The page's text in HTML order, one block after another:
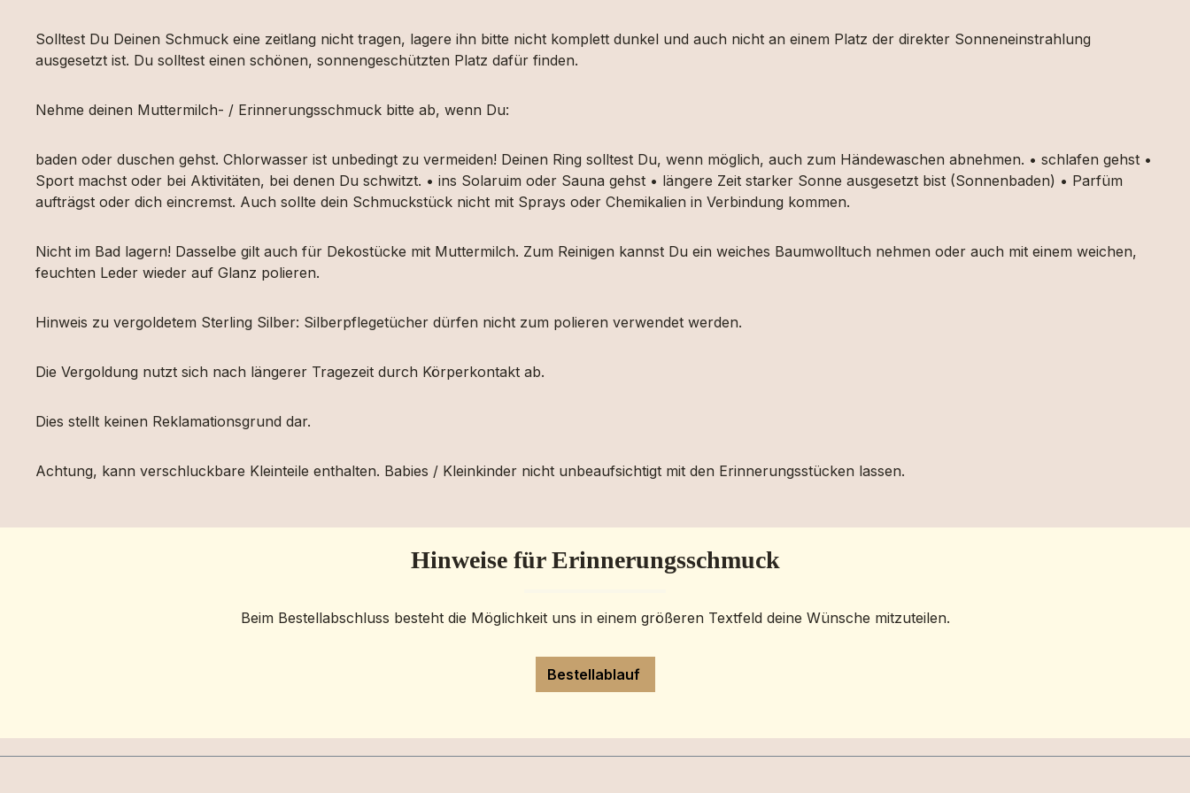
Solltest Du Deinen Schmuck eine zeitlang nicht tragen, lagere ihn bitte nicht komplett dunkel und auch nicht an einem Platz der direkter Sonneneinstrahlung
ausgesetzt ist. Du solltest einen schönen, sonnengeschützten Platz dafür finden.
Nehme deinen Muttermilch- / Erinnerungsschmuck bitte ab, wenn Du:
baden oder duschen gehst. Chlorwasser ist unbedingt zu vermeiden! Deinen Ring solltest Du, wenn möglich, auch zum Händewaschen abnehmen. • schlafen gehst •
Sport machst oder bei Aktivitäten, bei denen Du schwitzt. • ins Solaruim oder Sauna gehst • längere Zeit starker Sonne ausgesetzt bist (Sonnenbaden) • Parfüm
aufträgst oder dich eincremst. Auch sollte dein Schmuckstück nicht mit Sprays oder Chemikalien in Verbindung kommen.
Nicht im Bad lagern! Dasselbe gilt auch für Dekostücke mit Muttermilch. Zum Reinigen kannst Du ein weiches Baumwolltuch nehmen oder auch mit einem weichen,
feuchten Leder wieder auf Glanz polieren.
Hinweis zu vergoldetem Sterling Silber: Silberpflegetücher dürfen nicht zum polieren verwendet werden.
Die Vergoldung nutzt sich nach längerer Tragezeit durch Körperkontakt ab.
Dies stellt keinen Reklamationsgrund dar.
Achtung, kann verschluckbare Kleinteile enthalten. Babies / Kleinkinder nicht unbeaufsichtigt mit den Erinnerungsstücken lassen.
Hinweise für Erinnerungsschmuck
Beim Bestellabschluss besteht die Möglichkeit uns in einem größeren Textfeld deine Wünsche mitzuteilen.
Bestellablauf